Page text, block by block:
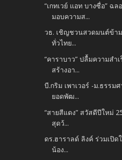
“เกทเวย์ แอท บางซื่อ” ฉ
มอบความส...
วธ. เชิญชวนสวดมนต์ข้า
ทั่วไทย...
“คาราบาว” ปลื้มความสำ
สร้างอา...
บี.กริม เพาเวอร์ -ม.ธรรม
ยอดพัฒ...
“สายสีแดง” สวัสดีปีใหม่
สุดว้...
ดร.ฮาราลด์ ลิงค์ ร่วมเปิด
น้อง...